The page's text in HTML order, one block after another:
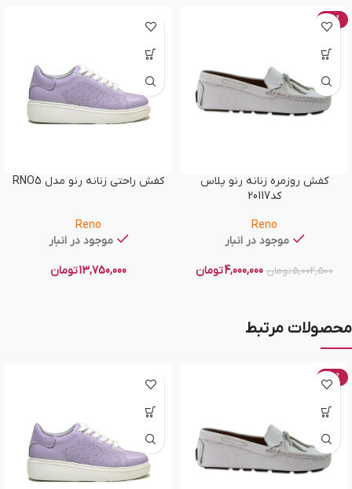
-20%
کفش روزمره زنانه رنو پلاس
کد20117
Reno
موجود در انبار
5,002,500تومان 4,000,000تومان
کفش راحتی زنانه رنو مدل RNO5
Reno
موجود در انبار
13,750,000تومان
محصولات مرتبط
-20%